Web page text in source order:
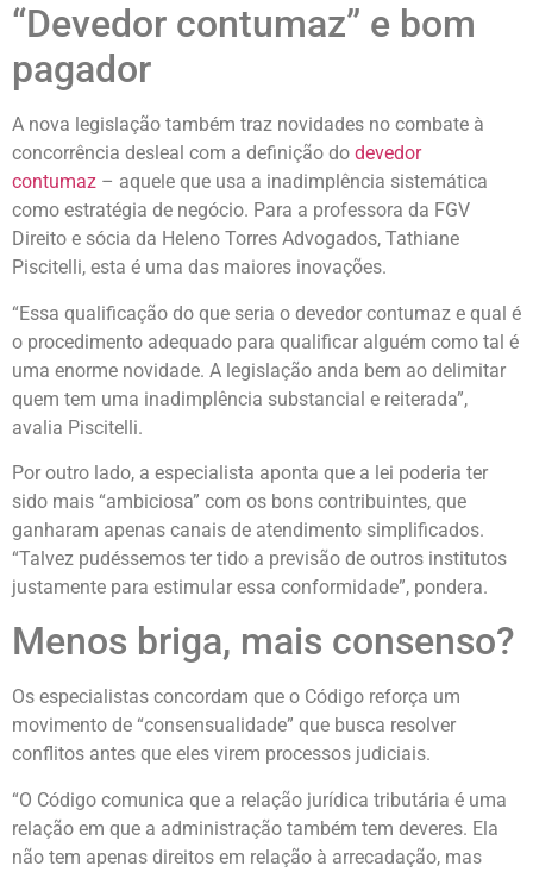
“Devedor contumaz” e bom
pagador
A nova legislação também traz novidades no combate à
concorrência desleal com a definição do devedor
contumaz – aquele que usa a inadimplência sistemática
como estratégia de negócio. Para a professora da FGV
Direito e sócia da Heleno Torres Advogados, Tathiane
Piscitelli, esta é uma das maiores inovações.
“Essa qualificação do que seria o devedor contumaz e qual é
o procedimento adequado para qualificar alguém como tal é
uma enorme novidade. A legislação anda bem ao delimitar
quem tem uma inadimplência substancial e reiterada”,
avalia Piscitelli.
Por outro lado, a especialista aponta que a lei poderia ter
sido mais “ambiciosa” com os bons contribuintes, que
ganharam apenas canais de atendimento simplificados.
“Talvez pudéssemos ter tido a previsão de outros institutos
justamente para estimular essa conformidade”, pondera.
Menos briga, mais consenso?
Os especialistas concordam que o Código reforça um
movimento de “consensualidade” que busca resolver
conflitos antes que eles virem processos judiciais.
“O Código comunica que a relação jurídica tributária é uma
relação em que a administração também tem deveres. Ela
não tem apenas direitos em relação à arrecadação, mas